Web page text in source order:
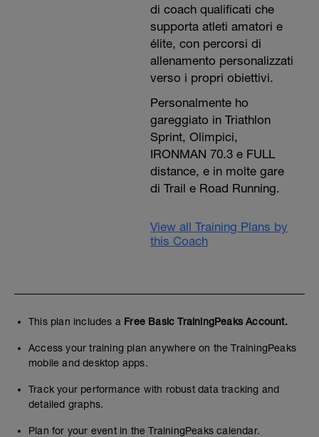
di coach qualificati che
supporta atleti amatori e
élite, con percorsi di
allenamento personalizzati
verso i propri obiettivi.
Personalmente ho
gareggiato in Triathlon
Sprint, Olimpici,
IRONMAN 70.3 e FULL
distance, e in molte gare
di Trail e Road Running.
View all Training Plans by
this Coach
This plan includes a Free Basic TrainingPeaks Account.
Access your training plan anywhere on the TrainingPeaks
mobile and desktop apps.
Track your performance with robust data tracking and
detailed graphs.
Plan for your event in the TrainingPeaks calendar.